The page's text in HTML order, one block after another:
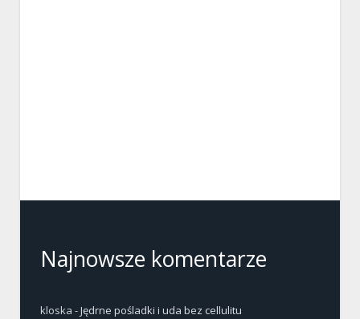
Najnowsze komentarze
kloska -Jędrne pośladki i uda bez cellulitu